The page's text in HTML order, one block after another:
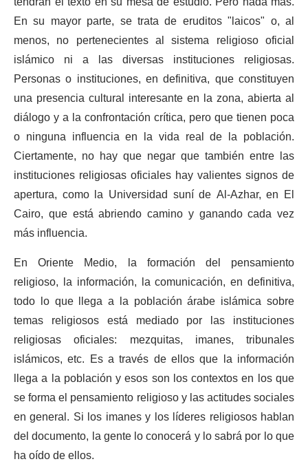
En su mayor parte, se trata de eruditos "laicos" o, al
menos, no pertenecientes al sistema religioso oficial
islámico ni a las diversas instituciones religiosas.
Personas o instituciones, en definitiva, que constituyen
una presencia cultural interesante en la zona, abierta al
diálogo y a la confrontación crítica, pero que tienen poca
o ninguna influencia en la vida real de la población.
Ciertamente, no hay que negar que también entre las
instituciones religiosas oficiales hay valientes signos de
apertura, como la Universidad suní de Al-Azhar, en El
Cairo, que está abriendo camino y ganando cada vez
más influencia.
En Oriente Medio, la formación del pensamiento
religioso, la información, la comunicación, en definitiva,
todo lo que llega a la población árabe islámica sobre
temas religiosos está mediado por las instituciones
religiosas oficiales: mezquitas, imanes, tribunales
islámicos, etc. Es a través de ellos que la información
llega a la población y esos son los contextos en los que
se forma el pensamiento religioso y las actitudes sociales
en general. Si los imanes y los líderes religiosos hablan
del documento, la gente lo conocerá y lo sabrá por lo que
ha oído de ellos.